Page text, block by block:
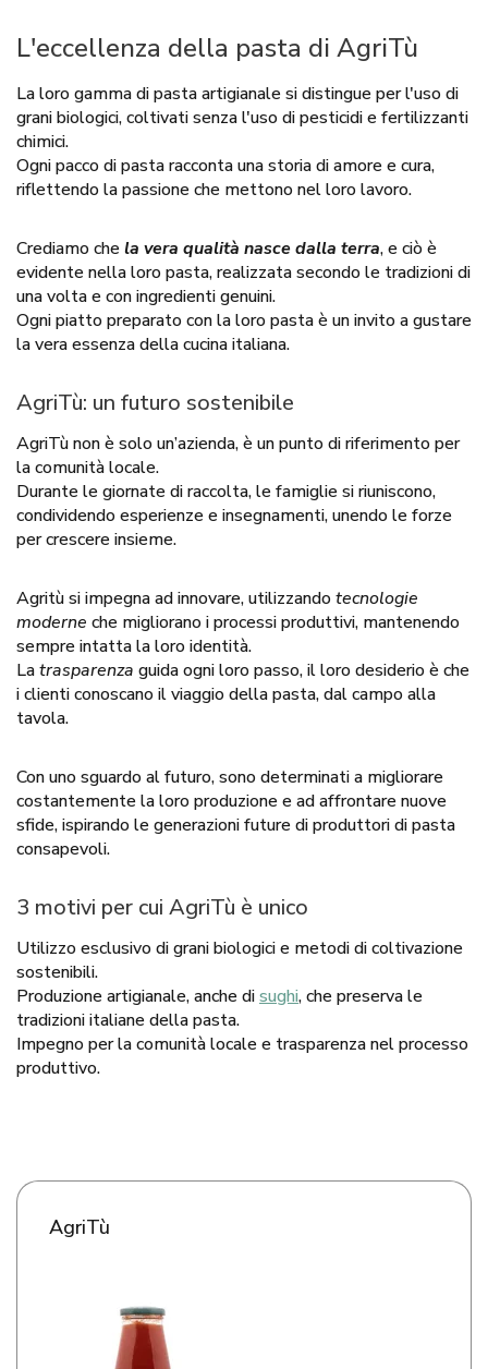
L'eccellenza della pasta di AgriTù
La loro gamma di pasta artigianale si distingue per l'uso di
grani biologici, coltivati senza l'uso di pesticidi e fertilizzanti
chimici.
Ogni pacco di pasta racconta una storia di amore e cura,
riflettendo la passione che mettono nel loro lavoro.
Crediamo chela vera qualità nasce dalla terra, e ciò è
evidente nella loro pasta, realizzata secondo le tradizioni di
una volta e con ingredienti genuini.
Ogni piatto preparato con la loro pasta è un invito a gustare
la vera essenza della cucina italiana.
AgriTù: un futuro sostenibile
AgriTù non è solo un’azienda, è un punto di riferimento per
la comunità locale.
Durante le giornate di raccolta, le famiglie si riuniscono,
condividendo esperienze e insegnamenti, unendo le forze
per crescere insieme.
Agritù si impegna ad innovare, utilizzando tecnologie
moderne che migliorano i processi produttivi, mantenendo
sempre intatta la loro identità.
Latrasparenza guida ogni loro passo, il loro desiderio è che
i clienti conoscano il viaggio della pasta, dal campo alla
tavola.
Con uno sguardo al futuro, sono determinati a migliorare
costantemente la loro produzione e ad affrontare nuove
sfide, ispirando le generazioni future di produttori di pasta
consapevoli.
3 motivi per cui AgriTù è unico
Utilizzo esclusivo di grani biologici e metodi di coltivazione
sostenibili.
Produzione artigianale, anche disughi, che preserva le
tradizioni italiane della pasta.
Impegno per la comunità locale e trasparenza nel processo
produttivo.
AgriTù